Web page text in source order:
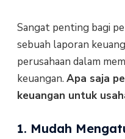
Sangat penting bagi
sebuah laporan
perusahaan dalam
keuangan. Apa saja
keuangan untuk
1. Mudah